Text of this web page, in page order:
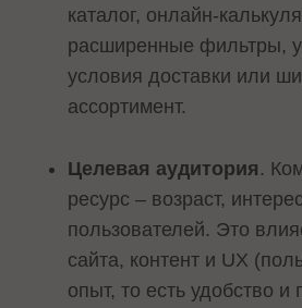
каталог, онлайн-
расширенные фильтры,
условия доставки или
ассортимент.
Целевая аудитория .
ресурс – возраст,
пользователей. Это
сайта, контент и UX
опыт, то есть удобство и